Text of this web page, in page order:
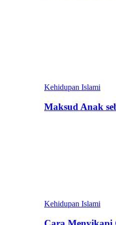
Kehidupan Islami
Maksud Anak
Kehidupan Islami